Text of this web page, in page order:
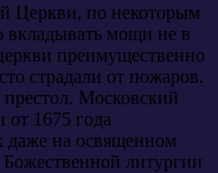
Церкви, по некоторым
вкладывать мощи не в
преимущественно
страдали от пожаров.
Московский
1675 года
даже на освященном
литургии